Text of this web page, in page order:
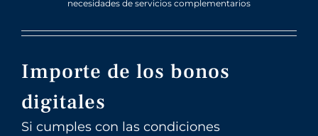
necesidades de servicios complementarios
Importe de los bonos
digitales
Si cumples con las condiciones